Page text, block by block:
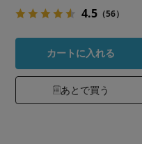
4.5 （56）
カートに入れる
あとで買う